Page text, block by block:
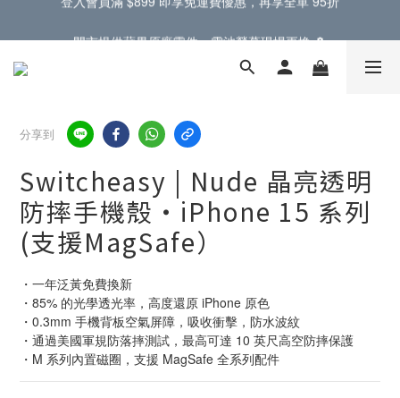
登入會員滿 $899 即享免運費優惠，再享全單 95折
分享到
Switcheasy | Nude 晶亮透明
防摔手機殼・iPhone 15 系列
(支援MagSafe）
・一年泛黃免費換新
・85% 的光學透光率，高度還原 iPhone 原色
・0.3mm 手機背板空氣屏障，吸收衝擊，防水波紋
・通過美國軍規防落摔測試，最高可達 10 英尺高空防摔保護
・M 系列內置磁圈，支援 MagSafe 全系列配件